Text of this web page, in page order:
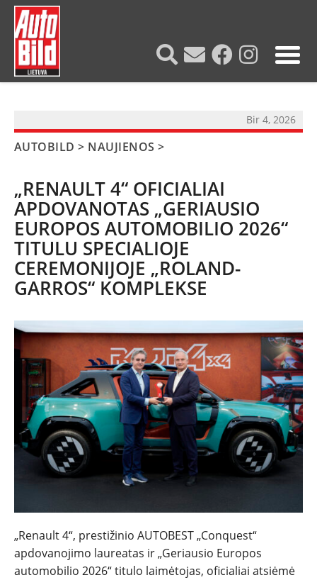
NAUJIENOS
TESTAI
NAUJI
Bir 4, 2026
AUTOBILD > NAUJIENOS >
„RENAULT 4“ OFICIALIAI
APDOVANOTAS „GERIAUSIO
EUROPOS AUTOMOBILIO 2026“
TITULU SPECIALIOJE
CEREMONIJOJE „ROLAND-
GARROS“ KOMPLEKSE
„Renault 4“, prestižinio AUTOBEST „Conquest“
apdovanojimo laureatas ir „Geriausio Europos
automobilio 2026“ titulo laimėtojas, oficialiai atsiėmė